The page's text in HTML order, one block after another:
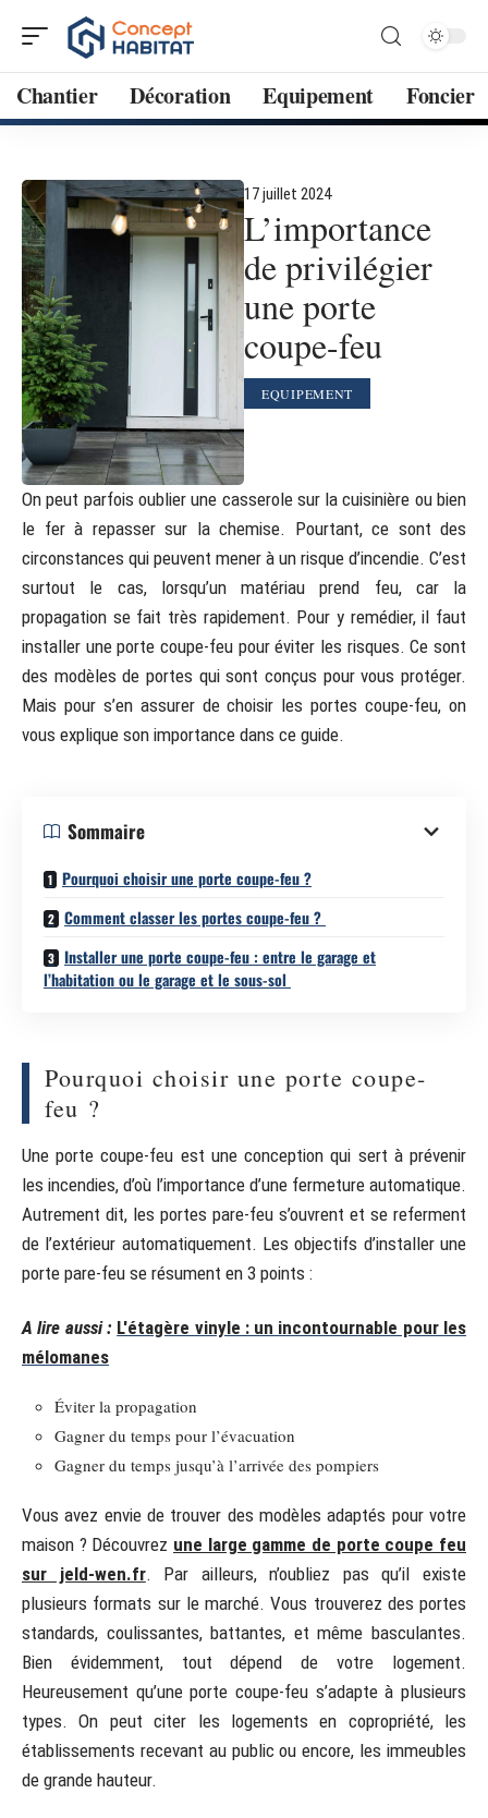
Chantier Décoration Equipement Foncier
17 juillet 2024
L’importance
de privilégier
une porte
coupe-feu
EQUIPEMENT
On peut parfois oublier une casserole sur la cuisinière ou bien
le fer à repasser sur la chemise. Pourtant, ce sont des
circonstances qui peuvent mener à un risque d’incendie. C’est
surtout le cas, lorsqu’un matériau prend feu, car la
propagation se fait très rapidement. Pour y remédier, il faut
installer une porte coupe-feu pour éviter les risques. Ce sont
des modèles de portes qui sont conçus pour vous protéger.
Mais pour s’en assurer de choisir les portes coupe-feu, on
vous explique son importance dans ce guide.
Sommaire
Pourquoi choisir une porte coupe-feu ?
Comment classer les portes coupe-feu ?
Installer une porte coupe-feu : entre le garage et
l’habitation ou le garage et le sous-sol
Pourquoi choisir une porte coupe-
feu ?
Une porte coupe-feu est une conception qui sert à prévenir
les incendies, d’où l’importance d’une fermeture automatique.
Autrement dit, les portes pare-feu s’ouvrent et se referment
de l’extérieur automatiquement. Les objectifs d’installer une
porte pare-feu se résument en 3 points :
A lire aussi : L'étagère vinyle : un incontournable pour les
mélomanes
Éviter la propagation
Gagner du temps pour l’évacuation
Gagner du temps jusqu’à l’arrivée des pompiers
Vous avez envie de trouver des modèles adaptés pour votre
maison ? Découvrez une large gamme de porte coupe feu
sur jeld-wen.fr. Par ailleurs, n’oubliez pas qu’il existe
plusieurs formats sur le marché. Vous trouverez des portes
standards, coulissantes, battantes, et même basculantes.
Bien évidemment, tout dépend de votre logement.
Heureusement qu’une porte coupe-feu s’adapte à plusieurs
types. On peut citer les logements en copropriété, les
établissements recevant au public ou encore, les immeubles
de grande hauteur.